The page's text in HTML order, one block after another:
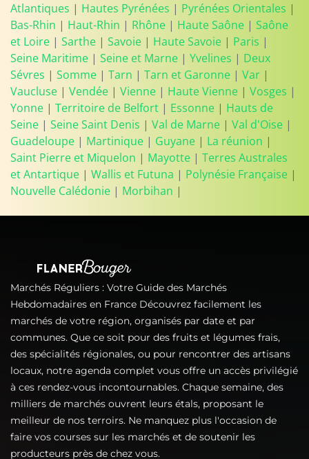
Atlantiques | Hautes Pyrénées | Pyrénées Orientales |
Bas-Rhin | Haut-Rhin | Rhône | Haute Saône | Saône
et Loire | Sarthe | Savoie | Haute Savoie | Paris |
Seine Maritime | Seine et Marne | Yvelines | Deux
Sévres | Somme | Tarn | Tarn et Garonne | Var |
Vaucluse | Vendée | Vienne | Haute Vienne | Vosges |
Yonne | Territoire de Belfort | Essonne | Hauts de
Seine | Seine Saint Denis | Val de Marne | Val d'Oise |
Guadeloupe | Martinique | Guyane | La réunion |
Saint Pierre et Miquelon | Mayotte | Terres Australes
et Antartique | Wallis et Futuna | Polynésie Française |
Nouvelle Calédonie | Morbihan |
Marchés Réguliers : Votre Guide des Marchés
Hebdomadaires en France Découvrez facilement les
marchés de votre région, organisés par date et par
communes. Que ce soit pour des fruits et légumes frais,
des spécialités régionales, ou pour rencontrer des artisans
locaux, notre agenda complet vous offre un accès privilégié
à ces rendez-vous incontournables. Chaque semaine, des
milliers de marchés ouvrent leurs étals, proposant le
meilleur de nos terroirs. Ne manquez plus l'occasion de
faire vos courses sur les marchés et de soutenir les
producteurs près de chez vous.